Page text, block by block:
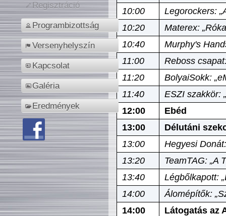
Regisztráció
Programbizottság
Versenyhelyszín
Kapcsolat
Galéria
Eredmények
10:00
Legorockers:
10:20
Materex:
10:40
Murphy's
11:00
Reboss
11:20
BolyaiSokk:
11:40
ESZI szakkör:
12:00
Ebéd
13:00
Délutáni
13:00
Hegyesi
13:20
TeamTAG: „A
13:40
Légbőlkapott:
14:00
Álomépítők:
14:00
Látogatás az